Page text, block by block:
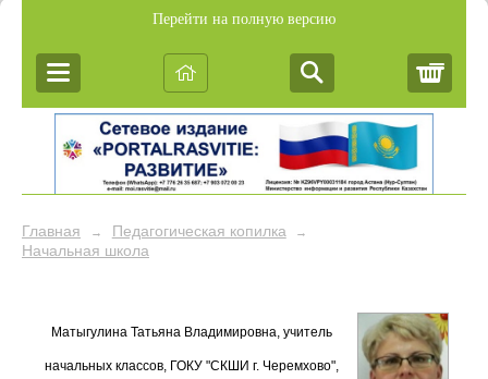
Перейти на полную версию
Главная → Педагогическая копилка →
Начальная школа
Матыгулина Татьяна Владимировна, учитель
начальных классов, ГОКУ "СКШИ г. Черемхово",